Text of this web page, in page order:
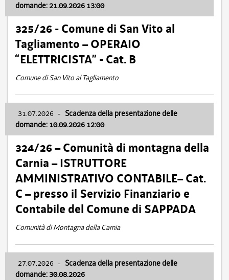
domande: 21.09.2026 13:00
325/26 - Comune di San Vito al
Tagliamento – OPERAIO
“ELETTRICISTA” - Cat. B
Comune di San Vito al Tagliamento
31.07.2026 - Scadenza della presentazione delle
domande: 10.09.2026 12:00
324/26 – Comunità di montagna della
Carnia – ISTRUTTORE
AMMINISTRATIVO CONTABILE– Cat.
C – presso il Servizio Finanziario e
Contabile del Comune di SAPPADA
Comunità di Montagna della Carnia
27.07.2026 - Scadenza della presentazione delle
domande: 30.08.2026